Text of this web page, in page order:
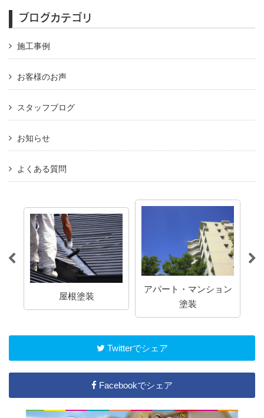
ブログカテゴリ
施工事例
お客様のお声
スタッフブログ
お知らせ
よくある質問
屋根塗装
アパート・マンション
塗装
Twitterでシェア
Facebookでシェア